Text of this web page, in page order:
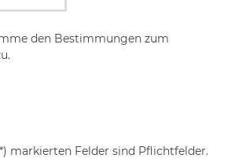
den Bestimmungen zum
markierten Felder sind Pflichtfelder.